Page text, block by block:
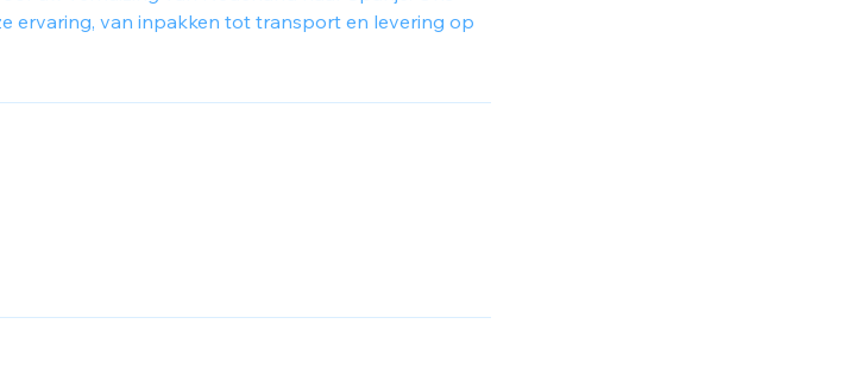
ervaring, van inpakken tot transport en levering op